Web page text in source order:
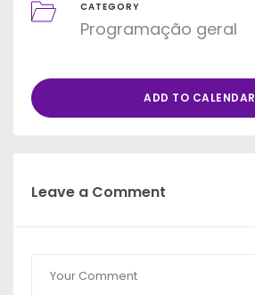
CATEGORY
Programação geral
ADD TO CALENDAR
Leave a Comment